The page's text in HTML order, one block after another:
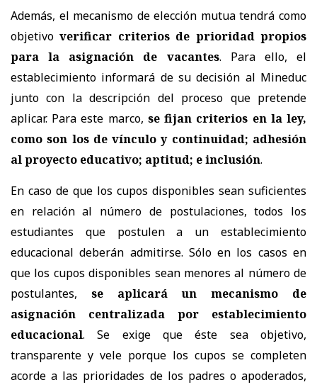
Además, el mecanismo de elección mutua tendrá como
objetivo verificar criterios de prioridad propios
para la asignación de vacantes. Para ello, el
establecimiento informará de su decisión al Mineduc
junto con la descripción del proceso que pretende
aplicar. Para este marco, se fijan criterios en la ley,
como son los de vínculo y continuidad; adhesión
al proyecto educativo; aptitud; e inclusión.
En caso de que los cupos disponibles sean suficientes
en relación al número de postulaciones, todos los
estudiantes que postulen a un establecimiento
educacional deberán admitirse. Sólo en los casos en
que los cupos disponibles sean menores al número de
postulantes, se aplicará un mecanismo de
asignación centralizada por establecimiento
educacional. Se exige que éste sea objetivo,
transparente y vele porque los cupos se completen
acorde a las prioridades de los padres o apoderados,